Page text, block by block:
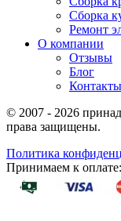
Сборка
Ремонт
О компании
Отзывы
Блог
Контакты
© 2007 - 2026
права защищены.
Политика
Принимаем к оплате: